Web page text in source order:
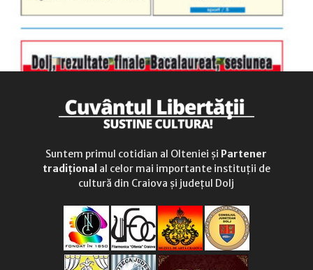
Suntem primul cotidian al Olteniei și Partener
tradițional al celor mai importante instituții de
cultură din Craiova și județul Dolj